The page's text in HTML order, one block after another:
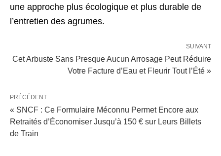
une approche plus écologique et plus durable de
l’entretien des agrumes.
SUIVANT
Cet Arbuste Sans Presque Aucun Arrosage Peut Réduire
Votre Facture d’Eau et Fleurir Tout l’Été »
PRÉCÉDENT
« SNCF : Ce Formulaire Méconnu Permet Encore aux
Retraités d’Économiser Jusqu’à 150 € sur Leurs Billets
de Train